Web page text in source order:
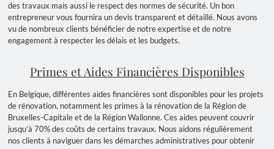
des travaux mais aussi le respect des normes de sécurité. Un bon
entrepreneur vous fournira un devis transparent et détaillé. Nous avons
vu de nombreux clients bénéficier de notre expertise et de notre
engagement à respecter les délais et les budgets.
Primes et Aides Financières Disponibles
En Belgique, différentes aides financières sont disponibles pour les projets
de rénovation, notamment les primes à la rénovation de la Région de
Bruxelles-Capitale et de la Région Wallonne. Ces aides peuvent couvrir
jusqu’à 70% des coûts de certains travaux. Nous aidons régulièrement
nos clients à naviguer dans les démarches administratives pour obtenir